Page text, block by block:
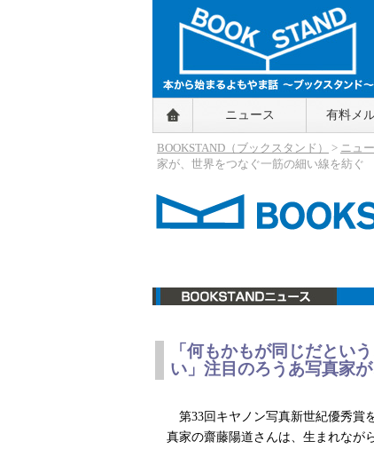
BOOKSTAND（ブックスタンド）
～本から始まるよもやま話～
BOOKSTAND（ブ
ックスタンド）
ニュース 有料メ
BOOKSTAND（ブックスタンド） > ニュ
家が、世界をつなぐ一筋の細い線を紡ぐ
「何もかもが同じだとい
い」注目のろうあ写真家
第33回キヤノン写真新世紀優秀賞
真家の齋藤陽道さんは、生まれなが